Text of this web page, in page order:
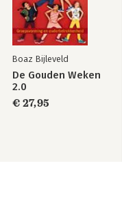
Boaz Bijleveld
De Gouden Weken
2.0
€ 27,95